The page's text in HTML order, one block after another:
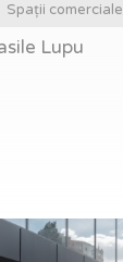
Spații comerciale
Lupu